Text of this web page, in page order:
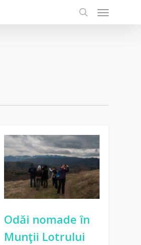
Odăi nomade în
Munţii Lotrului